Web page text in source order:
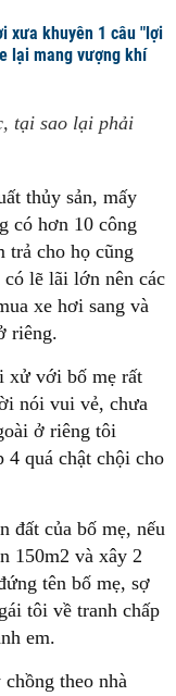
xưa khuyên 1 câu "lợi
lại mang vượng khí
tại sao lại phải
thủy sản, mấy
có hơn 10 công
trả cho họ cũng
lẽ lãi lớn nên các
xe hơi sang và
riêng.
xử với bố mẹ rất
nói vui vẻ, chưa
ở riêng tôi
4 quá chật chội cho
đất của bố mẹ, nếu
150m2 và xây 2
tên bố mẹ, sợ
tôi về tranh chấp
em.
theo nhà